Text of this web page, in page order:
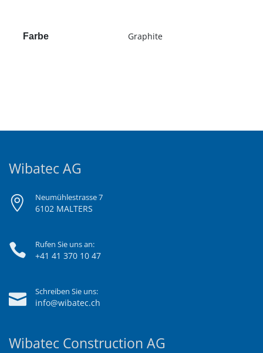
Farbe Graphite
Wibatec AG
Neumühlestrasse 7
6102 MALTERS
Rufen Sie uns an:
+41 41 370 10 47
Schreiben Sie uns:
info@wibatec.ch
Wibatec Construction AG